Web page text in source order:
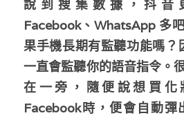
說到搜集數據，抖音
Facebook、WhatsApp 多
果手機長期有監聽功能嗎？
一直會監聽你的語音指令。
在一旁，隨便說想買化
Facebook時，便會自動彈